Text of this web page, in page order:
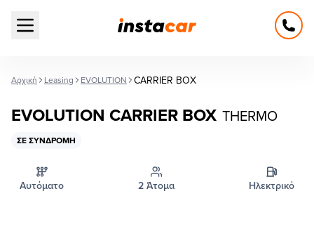
Open main menu
Αρχική Leasing EVOLUTION CARRIER BOX
EVOLUTION CARRIER BOX THERMO
ΣΕ ΣΥΝΔΡΟΜΉ
Αυτόματο 2 Άτομα Ηλεκτρικό